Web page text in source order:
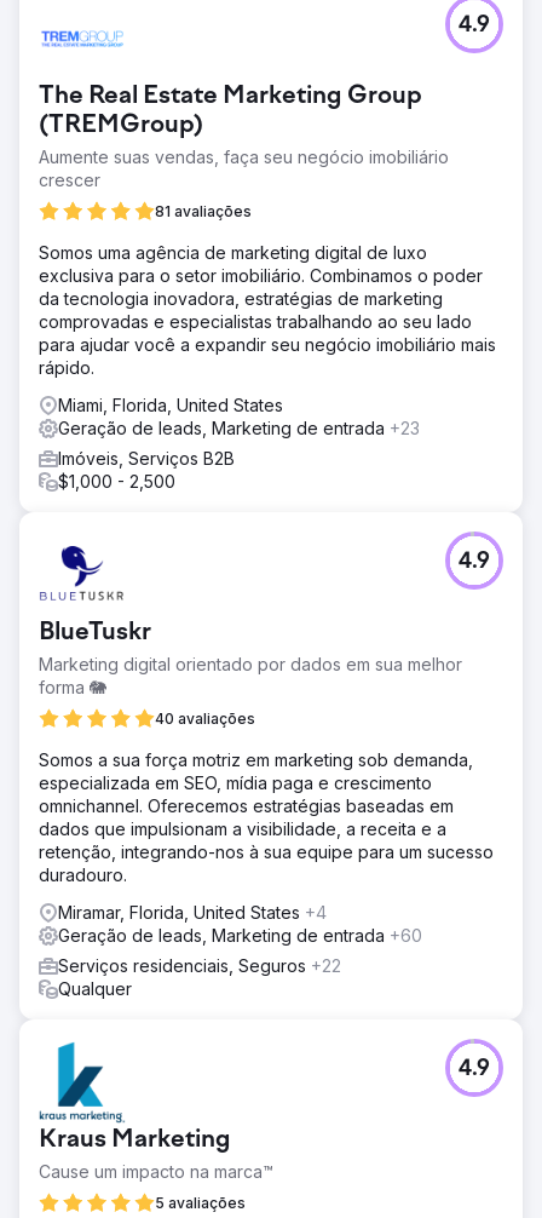
The Real Estate Marketing Group
(TREMGroup)
Aumente suas vendas, faça seu negócio imobiliário
crescer
81 avaliações
4.9
Somos uma agência de marketing digital de luxo
exclusiva para o setor imobiliário. Combinamos o poder
da tecnologia inovadora, estratégias de marketing
comprovadas e especialistas trabalhando ao seu lado
para ajudar você a expandir seu negócio imobiliário mais
rápido.
Miami, Florida, United States
Geração de leads, Marketing de entrada +23
Imóveis, Serviços B2B
$1,000 - 2,500
BlueTuskr
Marketing digital orientado por dados em sua melhor
forma 🐘
40 avaliações
4.9
Somos a sua força motriz em marketing sob demanda,
especializada em SEO, mídia paga e crescimento
omnichannel. Oferecemos estratégias baseadas em
dados que impulsionam a visibilidade, a receita e a
retenção, integrando-nos à sua equipe para um sucesso
duradouro.
Miramar, Florida, United States +4
Geração de leads, Marketing de entrada +60
Serviços residenciais, Seguros +22
Qualquer
Kraus Marketing
Cause um impacto na marca™
5 avaliações
4.9